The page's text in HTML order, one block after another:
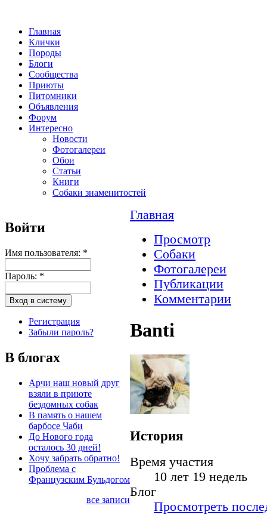
Главная
Клички
Породы
Блоги
Сообщества
Приюты
Питомники
Объявления
Форум
Интересно
Новости
Фотогалереи
Обои
Статьи
Книги
Собаки знаменитостей
Войти
Имя пользователя: *
Пароль: *
Регистрация
Забыли пароль?
В блогах
Арчи наш новый друг
взяли в приюте
бездомных собак
В память о нашем
барбосе Чаби
До Нового года
осталось 30 дней!
Хочу забрать обратно!
Проблема с
Французским Бульдогом
все записи
Главная
Просмотр
Собаки
Фотогалереи
Публикации
Комментарии
Banti
История
Время участия
10 лет 19 недель
Блог
Просмотреть